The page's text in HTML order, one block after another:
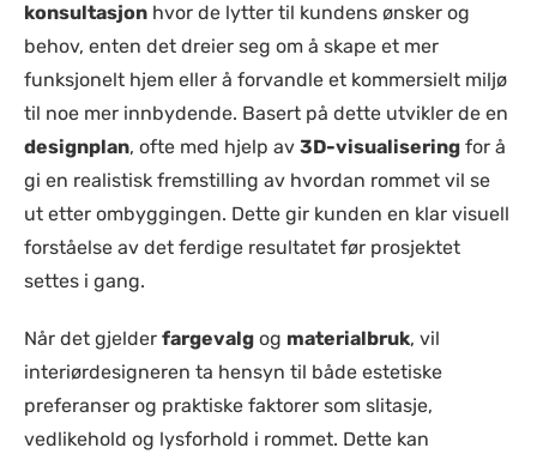
konsultasjon hvor de lytter til kundens ønsker og
behov, enten det dreier seg om å skape et mer
funksjonelt hjem eller å forvandle et kommersielt miljø
til noe mer innbydende. Basert på dette utvikler de en
designplan, ofte med hjelp av 3D-visualisering for å
gi en realistisk fremstilling av hvordan rommet vil se
ut etter ombyggingen. Dette gir kunden en klar visuell
forståelse av det ferdige resultatet før prosjektet
settes i gang.
Når det gjelder fargevalg og materialbruk, vil
interiørdesigneren ta hensyn til både estetiske
preferanser og praktiske faktorer som slitasje,
vedlikehold og lysforhold i rommet. Dette kan